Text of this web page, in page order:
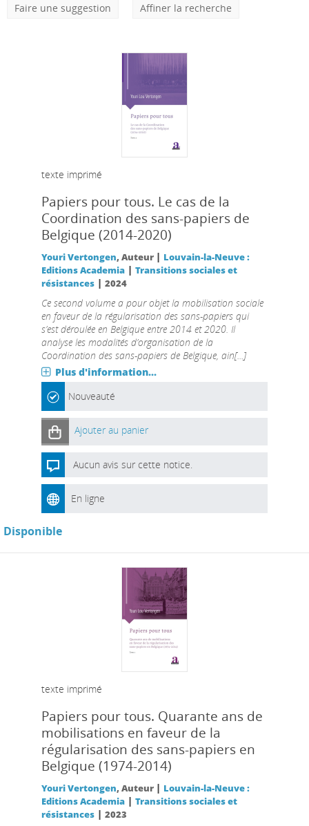
Faire une suggestion Affiner la recherche
texte imprimé
Papiers pour tous. Le cas de la
Coordination des sans-papiers de
Belgique (2014-2020)
Youri Vertongen, Auteur | Louvain-la-Neuve :
Editions Academia| Transitions sociales et
résistances| 2024
Ce second volume a pour objet la mobilisation sociale
en faveur de la régularisation des sans-papiers qui
s’est déroulée en Belgique entre 2014 et 2020. Il
analyse les modalités d’organisation de la
Coordination des sans-papiers de Belgique, ain[...]
Plus d'information...
Nouveauté
Ajouter au panier
Aucun avis sur cette notice.
En ligne
Disponible
texte imprimé
Papiers pour tous. Quarante ans de
mobilisations en faveur de la
régularisation des sans-papiers en
Belgique (1974-2014)
Youri Vertongen, Auteur | Louvain-la-Neuve :
Editions Academia| Transitions sociales et
résistances| 2023